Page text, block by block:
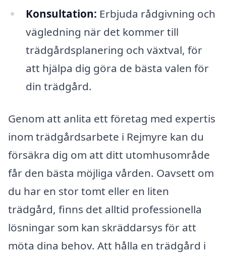
Konsultation: Erbjuda rådgivning och
vägledning när det kommer till
trädgårdsplanering och växtval, för
att hjälpa dig göra de bästa valen för
din trädgård.
Genom att anlita ett företag med expertis
inom trädgårdsarbete i Rejmyre kan du
försäkra dig om att ditt utomhusområde
får den bästa möjliga vården. Oavsett om
du har en stor tomt eller en liten
trädgård, finns det alltid professionella
lösningar som kan skräddarsys för att
möta dina behov. Att hålla en trädgård i